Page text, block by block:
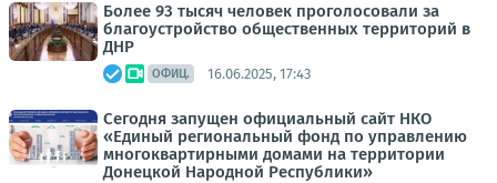
Более 93 тысяч человек проголосовали за
благоустройство общественных территорий в
ДНР
ОФИЦ. 16.06.2025, 17:43
Сегодня запущен официальный сайт НКО
«Единый региональный фонд по управлению
многоквартирными домами на территории
Донецкой Народной Республики»